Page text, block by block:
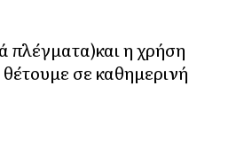
πλέγματα)και η χρήση
σε καθημερινή